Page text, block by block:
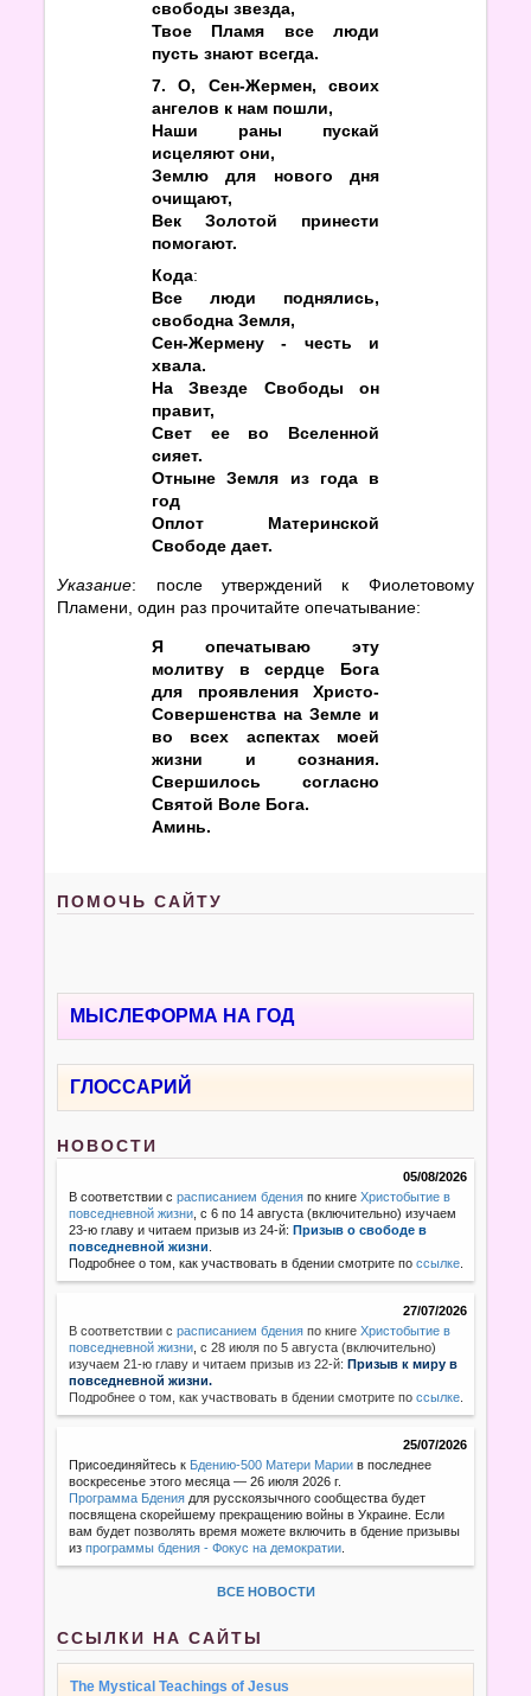
свободы звезда,
Твое Пламя все люди
пусть знают всегда.
7. О, Сен-Жермен, своих
ангелов к нам пошли,
Наши раны пускай
исцеляют они,
Землю для нового дня
очищают,
Век Золотой принести
помогают.
Кода:
Все люди поднялись,
свободна Земля,
Сен-Жермену - честь и
хвала.
На Звезде Свободы он
правит,
Свет ее во Вселенной
сияет.
Отныне Земля из года в
год
Оплот Материнской
Свободе дает.
Указание: после утверждений к Фиолетовому
Пламени, один раз прочитайте опечатывание:
Я опечатываю эту
молитву в сердце Бога
для проявления Христо-
Совершенства на Земле и
во всех аспектах моей
жизни и сознания.
Свершилось согласно
Святой Воле Бога.
Аминь.
ПОМОЧЬ САЙТУ
МЫСЛЕФОРМА НА ГОД
ГЛОССАРИЙ
НОВОСТИ
05/08/2026
В соответствии срасписанием бдения по книгеХристобытие в
повседневной жизни , с 6 по 14 августа (включительно) изучаем
23-ю главу и читаем призыв из 24-й:Призыв о свободе в
повседневной жизни
Подробнее о том, как участвовать в бдении смотрите поссылке
27/07/2026
В соответствии с расписанием бдения по книгеХристобытие в
повседневной жизни с 28 июля по 5 августа (включительно)
изучаем 21-ю главу и читаем призыв из 22-й:Призыв к миру в
повседневной жизни.
Подробнее о том, как участвовать в бдении смотрите поссылке
25/07/2026
Присоединяйтесь к Бдению-500 Матери Марии в последнее
воскресенье этого месяца — 26 июля 2026 г.
Программа Бдения для русскоязычного сообщества будет
посвящена скорейшему прекращению войны в Украине. Если
вам будет позволять время можете включить в бдение призывы
изпрограммы бдения - Фокус на демократии
ВСЕ НОВОСТИ
ССЫЛКИ НА САЙТЫ
The Mystical Teachings of Jesus